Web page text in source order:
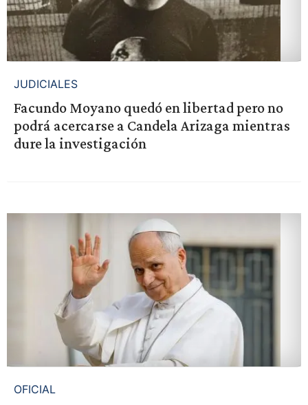
JUDICIALES
Facundo Moyano quedó en libertad pero no
podrá acercarse a Candela Arizaga mientras
dure la investigación
OFICIAL